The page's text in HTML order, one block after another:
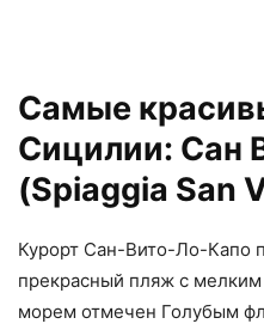
Самые
Сицилии: Сан
(Spiaggia San
Курорт Сан-Вито-Ло-Капо
прекрасный пляж с
морем отмечен Голубым